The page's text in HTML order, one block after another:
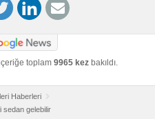
toplam 9965 kez bakıldı.
Haberleri
sedan gelebilir